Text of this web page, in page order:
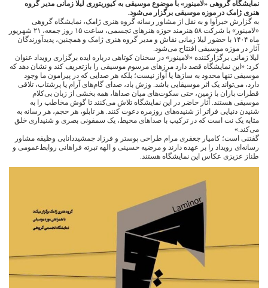
نمایشگاه گروهی «لامینور» با موضوع موسیقی به کیوریتوری لیلا زمانی مدیر گروه
هنری ژامک در موزه موسیقی برگزار می‌شود.
به گزارش خبرآوا و به نقل از مشاور رسانه گروه هنری ژامک، نمایشگاه گروهی
«لامینور» با شرکت ۵۸ هنرمند حوزه هنرهای تجسمی، ساعت ۱۵ روز جمعه، ۲۱ شهریور
ماه ۱۴۰۴ با حضور لیلا زمانی نقاش و مدیر گروه هنری ژامک و همچنین، پدیدآورندگان
آثار در موزه موسیقی افتتاح می‌شود.
لیلا زمانی برگزارکننده «لامینور» در سخنان کوتاهی درباره ایده برگزاری رویداد عنوان
کرد: «این نمایشگاه قصد دارد مرزهای مرسوم موسیقی را بازتعریف کند و نشان دهد که
موسیقی تنها محدود به سازها یا آواز نیست؛ بلکه هر صدایی که در پیرامون ما وجود
دارد، می‌تواند یک اثر موسیقایی باشد. وزش باد، صدای گام‌های آرام یا پرشتاب، تلاقی
قطرات باران با زمین، حتی سکوت‌های میان صداها، همه بخشی از زبان بی‌کلام
موسیقی هستند. آثار حاضر در این نمایشگاه تلاش می‌کنند تا گوش مخاطب را به
شنیدن دنیایی فراتر از شنیده‌های روزمره دعوت کنند. هر تابلو، هر حجم، هر رسانه به
مثابه یک نت است که در ترکیب با صداهای محیط، یک سمفونی بصری و شنیداری خلق
می‌کند.»
گفتنی است؛ کامیار جعفری مرام طراحی پوستر و فرزاد جمشیددانایی وظیفه مشاور
رسانه‌ای رویداد را بر عهده دارند و مرضیه حسینی و الهه تبرته فراهانی روابط‌عمومی و
طناز عزیزی عکاس این نمایشگاه هستند.